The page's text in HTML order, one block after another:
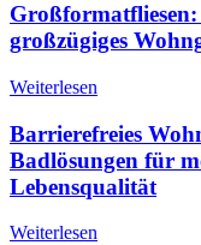
großzügiges
Weiterlesen
Barrierefreies
Badlösungen für
Lebensqualität
Weiterlesen